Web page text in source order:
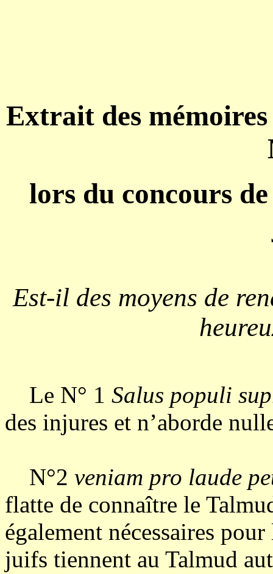
Extrait des
lors du concours
Est-il des moyens de
Le N° 1 Salus populi
des injures et n’aborde
N°2 veniam pro laude
flatte de connaître le
également nécessaires
juifs tiennent au Talmud